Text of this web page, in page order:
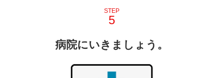
STEP
病院にいきましょう。